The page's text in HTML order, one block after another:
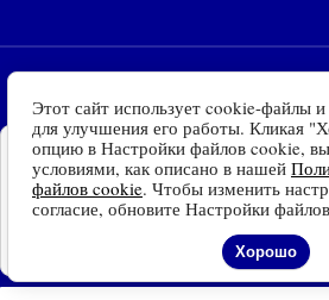
Установите наш сайт на
Ваше устройство
Доступно для устройств
на платформе Android
Установить
Люстры, светильники и другие
дома и улицы с доставкойпо
защищены.
Информация о технических характеристиках,
виде и цвете товаровносит
и основывается на последних
сведениях
Этот сайт использует cookie-файлы
для улучшения его работы. Кликая
опцию в Настройки файлов cookie, вы
условиями, как описано в нашей
файлов cookie. Чтобы изменить
согласие, обновите Настройки
Хорошо